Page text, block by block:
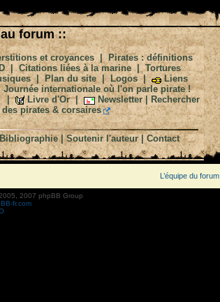
forum ::
et croyances|Pirates : définitions
|Citations liées à la marine|Tortures
|Plan du site|Logos|
Liens
Journée internationale où l'on parle pirate !
Livre d'Or| Newsletter| Rechercher
pirates & corsaires
Bibliographie|Soutenir l'auteur|Contact
L’équipe du forum
2007 phpBB Group
fr.com